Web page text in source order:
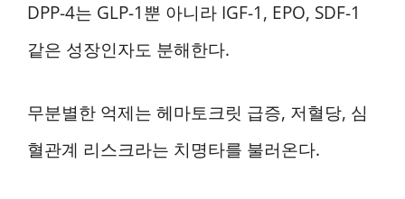
DPP-4는 GLP-1뿐 아니라 IGF-1, EPO, SDF-1
같은 성장인자도 분해한다.
무분별한 억제는 헤마토크릿 급증, 저혈당, 심
혈관계 리스크라는 치명타를 불러온다.